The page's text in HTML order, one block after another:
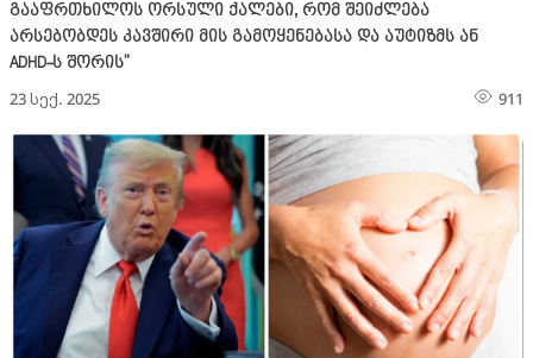
გააფრთხილოს ორსული ქალები, რომ შეიძლება
არსებობდეს კავშირი მის გამოყენებასა და აუტიზმს ან
ADHD-ს შორის"
23 სექ. 2025 911